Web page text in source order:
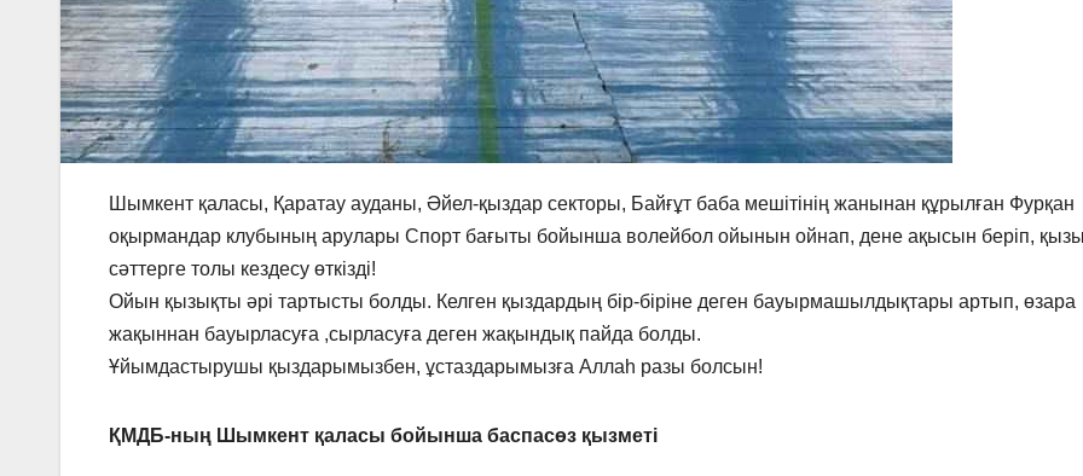
Шымкент қаласы, Қаратау ауданы, Әйел-қыздар секторы, Байғұт баба мешітінің жанынан құрылған Фурқан
оқырмандар клубының арулары Спорт бағыты бойынша волейбол ойынын ойнап, дене ақысын беріп,
сәттерге толы кездесу өткізді!
Ойын қызықты әрі тартысты болды. Келген қыздардың бір-біріне деген бауырмашылдықтары артып, өзара
жақыннан бауырласуға ,сырласуға деген жақындық пайда болды.
Ұйымдастырушы қыздарымызбен, ұстаздарымызға Аллаһ разы болсын!
ҚМДБ-ның Шымкент қаласы бойынша баспасөз қызметі